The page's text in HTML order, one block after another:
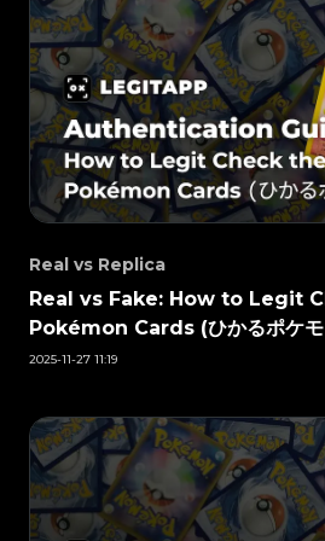
#3066123689299189
#3066123689299189
#3066123689299189
#3066123689299189
#3066123689299189
#3066123689299189
#3066123689299189
#3066123689299189
#3066123689299189
#3066123689299189
#3066123689299189
#3066123689299189
#3066123689299189
#3066123689299189
#3066123689299189
#3066123689299189
#3066123689299189
#3066123689299189
#3066123689299189
#3066123689299189
#3066123689299189
#3066123689299189
#3066123689299189
#3066123689299189
#3066123689299189
#3066123689299189
#3066123689299189
#3066123689299189
#3066123689299189
#3066123689299189
#3066123689299189
#3066123689299189
#3066123689299189
#3066123689299189
#3066123689299189
#3066123689299189
#3066123689299189
#3066123689299189
#3408395499395160
#3408395499395160
#3408395499395160
#3408395499395160
#3408395499395160
#3408395499395160
#3408395499395160
#3408395499395160
#3408395499395160
#3408395499395160
#3408395499395160
#3408395499395160
#3408395499395160
#3408395499395160
#3408395499395160
#3408395499395160
#3408395499395160
#3408395499395160
#3408395499395160
#3408395499395160
#3408395499395160
#3408395499395160
#3408395499395160
#3408395499395160
#3408395499395160
#3408395499395160
#3408395499395160
#3408395499395160
#3408395499395160
#3408395499395160
#3408395499395160
#3408395499395160
#3408395499395160
#3408395499395160
#3408395499395160
#3408395499395160
#3408395499395160
#3408395499395160
Real vs Replica
Real vs Fake: How to Legit
Pokémon Cards (ひかるポケ
2025-11-27 11:19